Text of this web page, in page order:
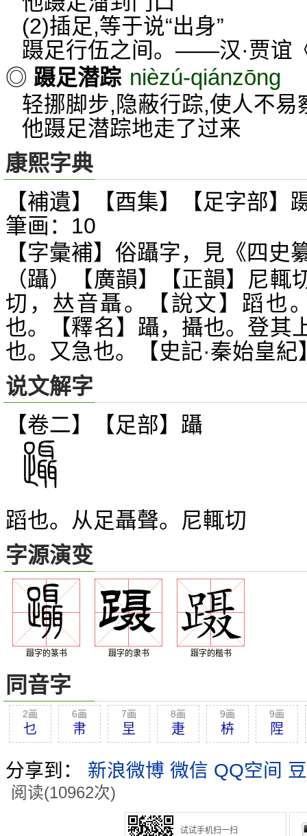
(2)插足,等于说“出身”
蹑足行伍之间。——汉·贾谊
◎ 蹑足潜踪 nièzú-qiánzōng
轻挪脚步,隐蔽行踪,使人不易
他蹑足潜踪地走了过来
康熙字典
【補遺】【酉集】【足字部
筆画：10
【字彙補】俗躡字，見《四史
（躡）【廣韻】【正韻】尼
切， 𠀤音聶。【說文】蹈也
也。【釋名】躡，攝也。登其
也。又急也。【史記·秦始皇
说文解字
【卷二】【足部】 躡
蹈也。从足聶聲。尼輒切
字源演变
蹑字的篆书 蹑字的隶书 蹑字的楷书
同音字
2画
乜
6画
帇
7画
圼
8画
疌
9画
枿
9画
陧
分享到： 新浪微博 微信 QQ空间
阅读(10962次)
试试手机扫一扫